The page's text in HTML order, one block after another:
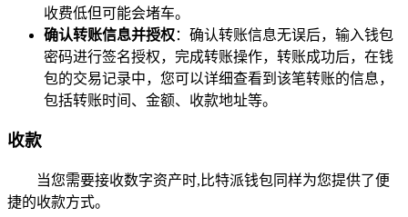
收费低但可能会堵车。
确认转账信息并授权：确认转账信息无误后，输入钱包
密码进行签名授权，完成转账操作，转账成功后，在钱
包的交易记录中，您可以详细查看到该笔转账的信息，
包括转账时间、金额、收款地址等。
收款
当您需要接收数字资产时,比特派钱包同样为您提供了便
捷的收款方式。